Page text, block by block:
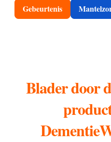
Gebeurtenis
Blader door